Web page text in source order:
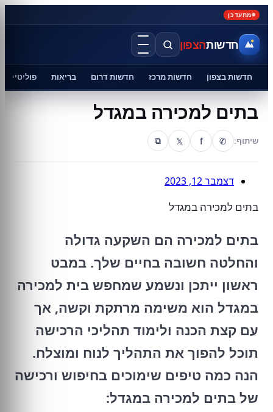
מתעדכן
חדשותהצפון
חדשות בצפון חדשות מרכז חדשות דרום בריאות פוליטיקה
בתים למכירה במגדל
שיתוף: ✆
f
𝕏
⧉
דצמבר 12, 2023
בתים למכירה במגדל
בתים למכירה הם השקעה גדולה
והחלטה חשובה בחיים שלך. במבט
ראשון ייתכן ונשמע שמחפש בית למכירה
במגדל הוא משימה מרתקת וקשה, אך
עם קצת הכנה ולימוד תהליכי הרכישה
תוכל להפוך את התהליך לנוח ומוצלח.
הנה כמה טיפים שימוכים בחיפוש ורכישה
של בתים למכירה במגדל: